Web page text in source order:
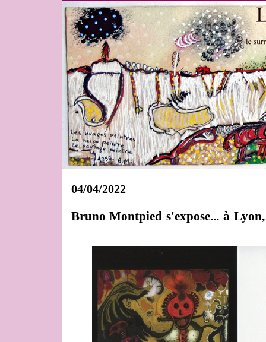
04/04/2022
Bruno Montpied s'expose... à